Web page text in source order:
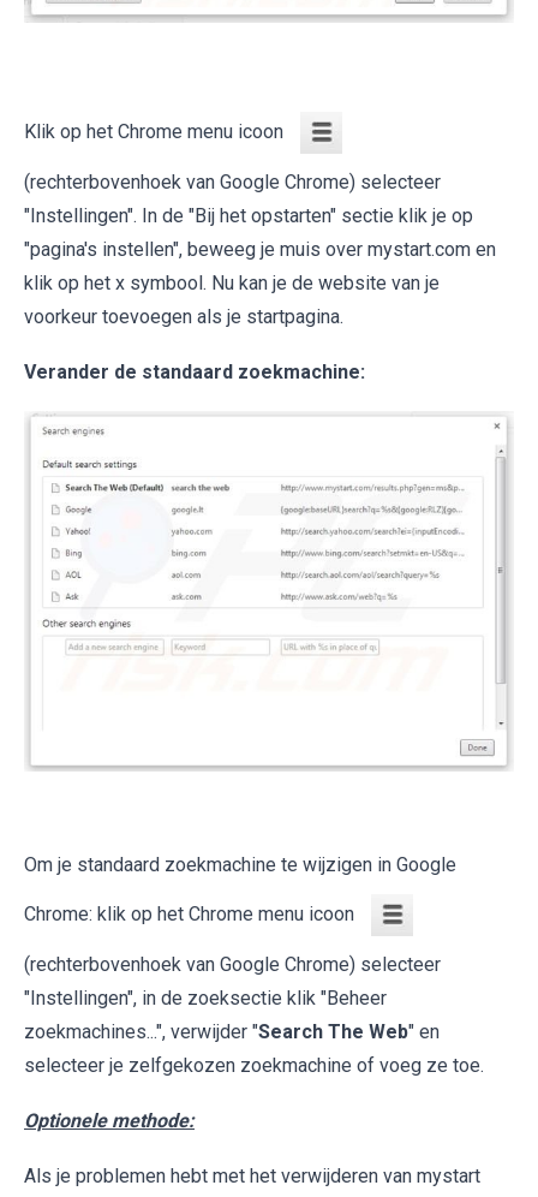
Klik op het Chrome menu icoon
(rechterbovenhoek van Google Chrome) selecteer
"Instellingen". In de "Bij het opstarten" sectie klik je op
"pagina's instellen", beweeg je muis over mystart.com en
klik op het x symbool. Nu kan je de website van je
voorkeur toevoegen als je startpagina.
Verander de standaard zoekmachine:
Om je standaard zoekmachine te wijzigen in Google
Chrome: klik op het Chrome menu icoon
(rechterbovenhoek van Google Chrome) selecteer
"Instellingen", in de zoeksectie klik "Beheer
zoekmachines...", verwijder "Search The Web" en
selecteer je zelfgekozen zoekmachine of voeg ze toe.
Optionele methode:
Als je problemen hebt met het verwijderen van mystart